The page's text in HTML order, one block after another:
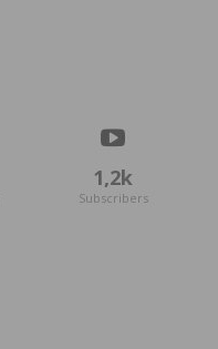
1,2k
Subscribers